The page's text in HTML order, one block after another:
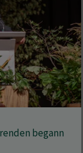
begann